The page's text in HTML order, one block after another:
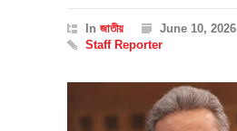
In জাতীয়
June 10, 2026
Staff Reporter